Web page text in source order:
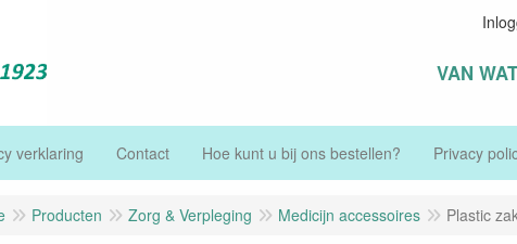
VAN
verklaring Contact Hoe kunt u bij ons bestellen? Privacy
Producten Zorg & Verpleging Medicijn accessoires Plastic